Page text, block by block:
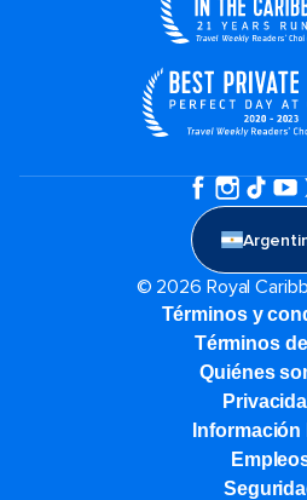
© 2026 Royal
Términos y
Términos
Quiénes
Información